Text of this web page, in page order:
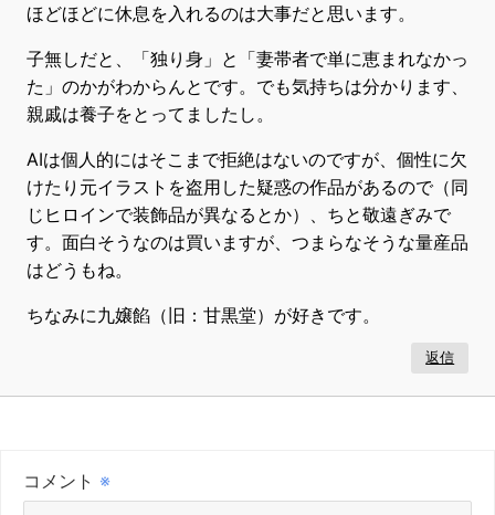
ほどほどに休息を入れるのは大事だと思います。
子無しだと、「独り身」と「妻帯者で単に恵まれなかっ
た」のかがわからんとです。でも気持ちは分かります、
親戚は養子をとってましたし。
AIは個人的にはそこまで拒絶はないのですが、個性に欠
けたり元イラストを盗用した疑惑の作品があるので（同
じヒロインで装飾品が異なるとか）、ちと敬遠ぎみで
す。面白そうなのは買いますが、つまらなそうな量産品
はどうもね。
ちなみに九嬢餡（旧：甘黒堂）が好きです。
返信
コメント ※